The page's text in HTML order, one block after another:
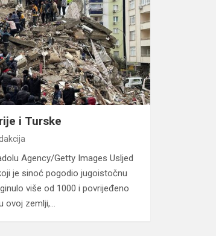
i Turske
Agency/Getty Images Usljed
je sinoć pogodio jugoistočnu
više od 1000 i povrijeđeno
ovoj zemlji,…